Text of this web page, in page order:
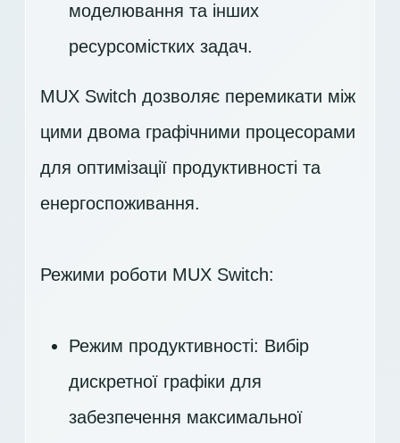
моделювання та інших
ресурсомістких задач.
MUX Switch дозволяє перемикати між
цими двома графічними процесорами
для оптимізації продуктивності та
енергоспоживання.
Режими роботи MUX Switch:
Режим продуктивності: Вибір
дискретної графіки для
забезпечення максимальної